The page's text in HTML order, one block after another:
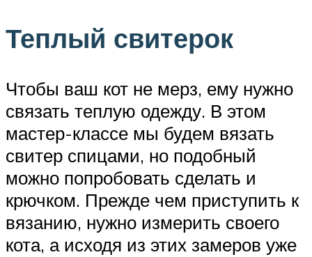
Теплый свитерок
Чтобы ваш кот не мерз, ему нужно
связать теплую одежду. В этом
мастер-классе мы будем вязать
свитер спицами, но подобный
можно попробовать сделать и
крючком. Прежде чем приступить к
вязанию, нужно измерить своего
кота, а исходя из этих замеров уже